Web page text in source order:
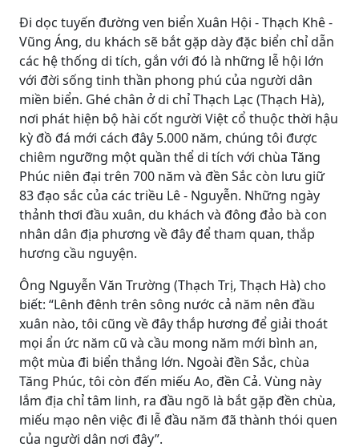
Đi dọc tuyến đường ven biển Xuân Hội - Thạch Khê -
Vũng Áng, du khách sẽ bắt gặp dày đặc biển chỉ dẫn
các hệ thống di tích, gắn với đó là những lễ hội lớn
với đời sống tinh thần phong phú của người dân
miền biển. Ghé chân ở di chỉ Thạch Lạc (Thạch Hà),
nơi phát hiện bộ hài cốt người Việt cổ thuộc thời hậu
kỳ đồ đá mới cách đây 5.000 năm, chúng tôi được
chiêm ngưỡng một quần thể di tích với chùa Tăng
Phúc niên đại trên 700 năm và đền Sắc còn lưu giữ
83 đạo sắc của các triều Lê - Nguyễn. Những ngày
thảnh thơi đầu xuân, du khách và đông đảo bà con
nhân dân địa phương về đây để tham quan, thắp
hương cầu nguyện.
Ông Nguyễn Văn Trường (Thạch Trị, Thạch Hà) cho
biết: “Lênh đênh trên sông nước cả năm nên đầu
xuân nào, tôi cũng về đây thắp hương để giải thoát
mọi ẩn ức năm cũ và cầu mong năm mới bình an,
một mùa đi biển thắng lớn. Ngoài đền Sắc, chùa
Tăng Phúc, tôi còn đến miếu Ao, đền Cả. Vùng này
lắm địa chỉ tâm linh, ra đầu ngõ là bắt gặp đền chùa,
miếu mạo nên việc đi lễ đầu năm đã thành thói quen
của người dân nơi đây”.